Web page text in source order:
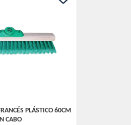
PLÁSTICO 60CM
CABO